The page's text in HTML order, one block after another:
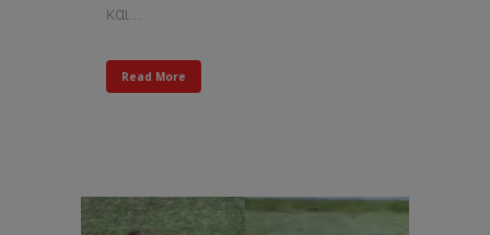
και...
Read More